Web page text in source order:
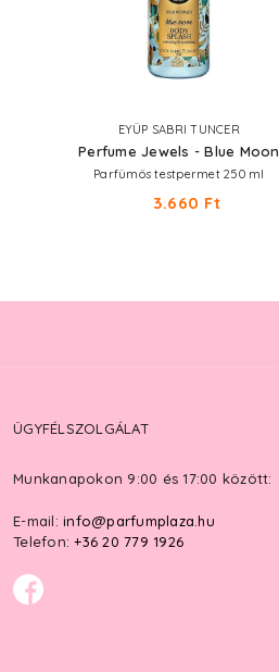
EYÜP SABRI TUNCER
Perfume Jewels - Blue Moon
Parfümös testpermet 250 ml
3.660 Ft
ÜGYFÉLSZOLGÁLAT
Munkanapokon 9:00 és 17:00 között:
E-mail: info@parfumplaza.hu
Telefon: +36 20 779 1926